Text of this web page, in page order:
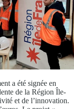
a été signée en
de la Région Île-
et de l’innovation.